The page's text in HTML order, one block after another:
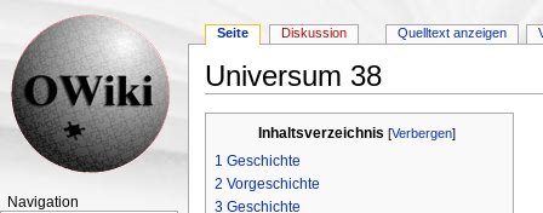
Universum 38
Inhaltsverzeichnis [Verbergen]
1 Geschichte
2 Vorgeschichte
3 Geschichte
Seite Diskussion Quelltext anzeigen
Navigation